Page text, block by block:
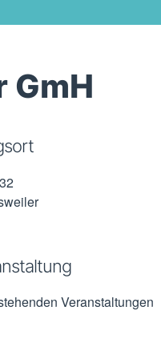
GmH
Veranstaltungen